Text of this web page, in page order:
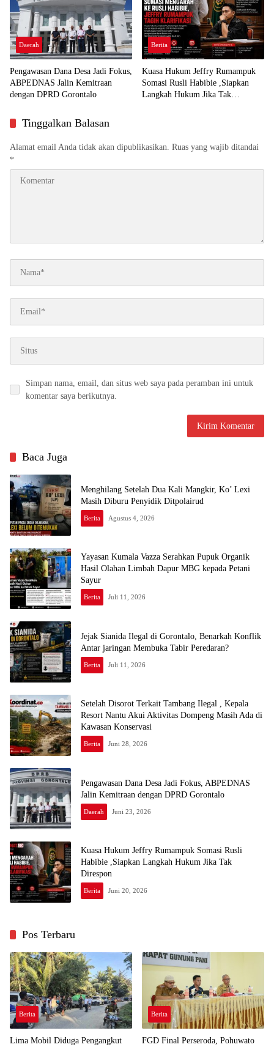
Daerah
Pengawasan Dana Desa Jadi Fokus,
ABPEDNAS Jalin Kemitraan
dengan DPRD Gorontalo
Berita
Kuasa Hukum Jeffry Rumampuk
Somasi Rusli Habibie ,Siapkan
Langkah Hukum Jika Tak
Tinggalkan Balasan
Alamat email Anda tidak akan dipublikasikan. Ruas yang wajib ditandai
*
Simpan nama, email, dan situs web saya pada peramban ini untuk
komentar saya berikutnya.
Baca Juga
Menghilang Setelah Dua Kali Mangkir, Ko’ Lexi
Masih Diburu Penyidik Ditpolairud
Berita Agustus 4, 2026
Yayasan Kumala Vazza Serahkan Pupuk Organik
Hasil Olahan Limbah Dapur MBG kepada Petani
Sayur
Berita Juli 11, 2026
Jejak Sianida Ilegal di Gorontalo, Benarkah Konflik
Antar jaringan Membuka Tabir Peredaran?
Berita Juli 11, 2026
Setelah Disorot Terkait Tambang Ilegal , Kepala
Resort Nantu Akui Aktivitas Dompeng Masih Ada di
Kawasan Konservasi
Berita Juni 28, 2026
Pengawasan Dana Desa Jadi Fokus, ABPEDNAS
Jalin Kemitraan dengan DPRD Gorontalo
Daerah Juni 23, 2026
Kuasa Hukum Jeffry Rumampuk Somasi Rusli
Habibie ,Siapkan Langkah Hukum Jika Tak
Direspon
Berita Juni 20, 2026
Pos Terbaru
Berita
Lima Mobil Diduga Pengangkut
Berita
FGD Final Perseroda, Pohuwato